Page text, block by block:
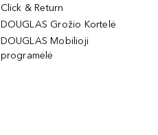
Click & Return
DOUGLAS Grožio Kortelė
DOUGLAS Mobilioji
programėlė